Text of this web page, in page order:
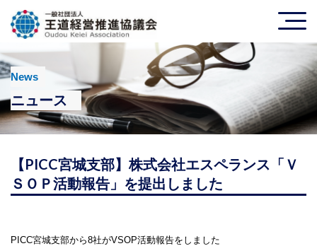
News
ニュース
【PICC宮城支部】株式会社エスペランス「Ｖ
ＳＯＰ活動報告」を提出しました
PICC宮城支部から8社がVSOP活動報告をしました